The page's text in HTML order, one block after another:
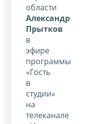
области
Александр
Прытков
в
эфире
программы
«Гость
в
студии»
на
телеканале